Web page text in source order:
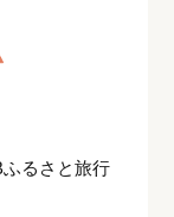
るさと旅行